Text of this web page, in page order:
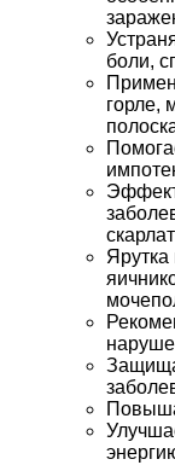
боли,
горле,
Ярутка